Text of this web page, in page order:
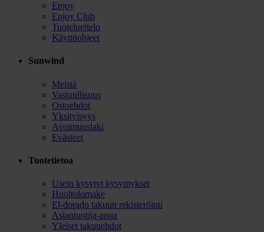
Enjoy
Enjoy Club
Tuoteluettelo
Käyttöohjeet
Sunwind
Meistä
Vastuullisuus
Ostoehdot
Yksityisyys
Avoimuuslaki
Evästeet
Tuotetietoa
Usein kysytyt kysymykset
Huoltolomake
El-dorado takuun rekisteröinti
Asiantuntija-apua
Yleiset takuuehdot